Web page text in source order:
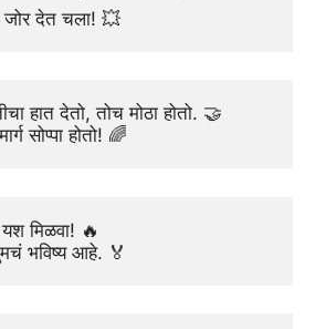
जोर देत चला! 💥
हात देतो, तोच मोठा होतो. 🤝
सोप्पा होतो! 🌈
मिळवा! 🔥
भविष्य आहे. 🏅